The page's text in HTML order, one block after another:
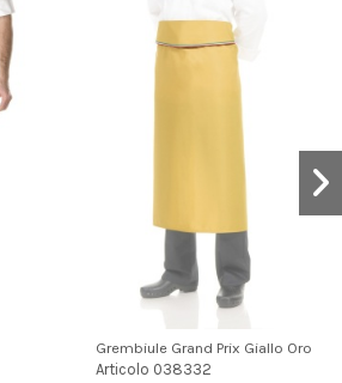
Grembiule Grand Prix Giallo Oro
Articolo 038332